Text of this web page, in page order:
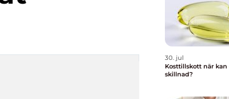
30. jul
Kosttillskott när kan de göra verklig
skillnad?